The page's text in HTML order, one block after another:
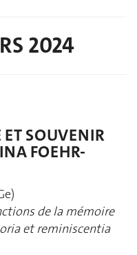
2024
SOUVENIR
FOEHR-
de la mémoire
et reminiscentia